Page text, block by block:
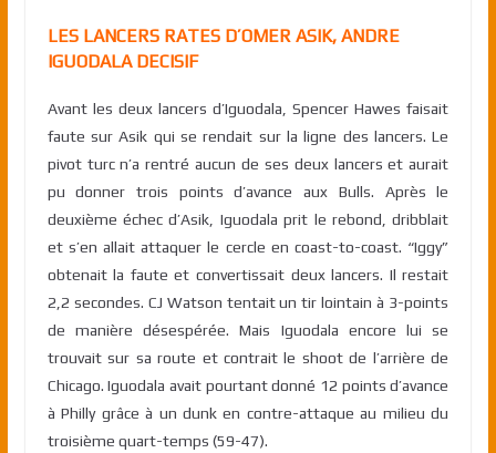
LES LANCERS RATES D’OMER ASIK, ANDRE
IGUODALA DECISIF
Avant les deux lancers d’Iguodala, Spencer Hawes faisait
faute sur Asik qui se rendait sur la ligne des lancers. Le
pivot turc n’a rentré aucun de ses deux lancers et aurait
pu donner trois points d’avance aux Bulls. Après le
deuxième échec d’Asik, Iguodala prit le rebond, dribblait
et s’en allait attaquer le cercle en coast-to-coast. “Iggy”
obtenait la faute et convertissait deux lancers. Il restait
2,2 secondes. CJ Watson tentait un tir lointain à 3-points
de manière désespérée. Mais Iguodala encore lui se
trouvait sur sa route et contrait le shoot de l’arrière de
Chicago. Iguodala avait pourtant donné 12 points d’avance
à Philly grâce à un dunk en contre-attaque au milieu du
troisième quart-temps (59-47).